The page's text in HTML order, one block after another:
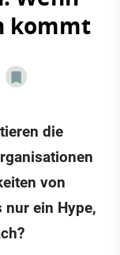
kommt
die
von
ein Hype,